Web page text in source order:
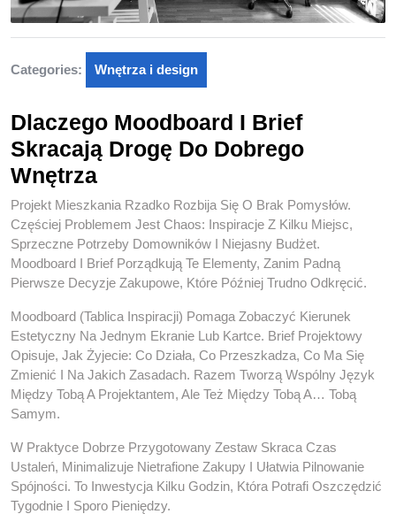
Categories: Wnętrza i design
Dlaczego Moodboard I Brief
Skracają Drogę Do Dobrego
Wnętrza
Projekt Mieszkania Rzadko Rozbija Się O Brak Pomysłów.
Częściej Problemem Jest Chaos: Inspiracje Z Kilku Miejsc,
Sprzeczne Potrzeby Domowników I Niejasny Budżet.
Moodboard I Brief Porządkują Te Elementy, Zanim Padną
Pierwsze Decyzje Zakupowe, Które Później Trudno Odkręcić.
Moodboard (tablica Inspiracji) Pomaga Zobaczyć Kierunek
Estetyczny Na Jednym Ekranie Lub Kartce. Brief Projektowy
Opisuje, Jak Żyjecie: Co Działa, Co Przeszkadza, Co Ma Się
Zmienić I Na Jakich Zasadach. Razem Tworzą Wspólny Język
Między Tobą A Projektantem, Ale Też Między Tobą A… Tobą
Samym.
W Praktyce Dobrze Przygotowany Zestaw Skraca Czas
Ustaleń, Minimalizuje Nietrafione Zakupy I Ułatwia Pilnowanie
Spójności. To Inwestycja Kilku Godzin, Która Potrafi Oszczędzić
Tygodnie I Sporo Pieniędzy.